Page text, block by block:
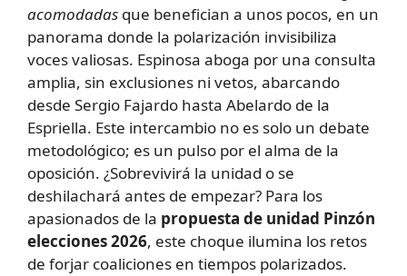
acomodadas que benefician a unos pocos, en un
panorama donde la polarización invisibiliza
voces valiosas. Espinosa aboga por una consulta
amplia, sin exclusiones ni vetos, abarcando
desde Sergio Fajardo hasta Abelardo de la
Espriella. Este intercambio no es solo un debate
metodológico; es un pulso por el alma de la
oposición. ¿Sobrevivirá la unidad o se
deshilachará antes de empezar? Para los
apasionados de la propuesta de unidad Pinzón
elecciones 2026, este choque ilumina los retos
de forjar coaliciones en tiempos polarizados.